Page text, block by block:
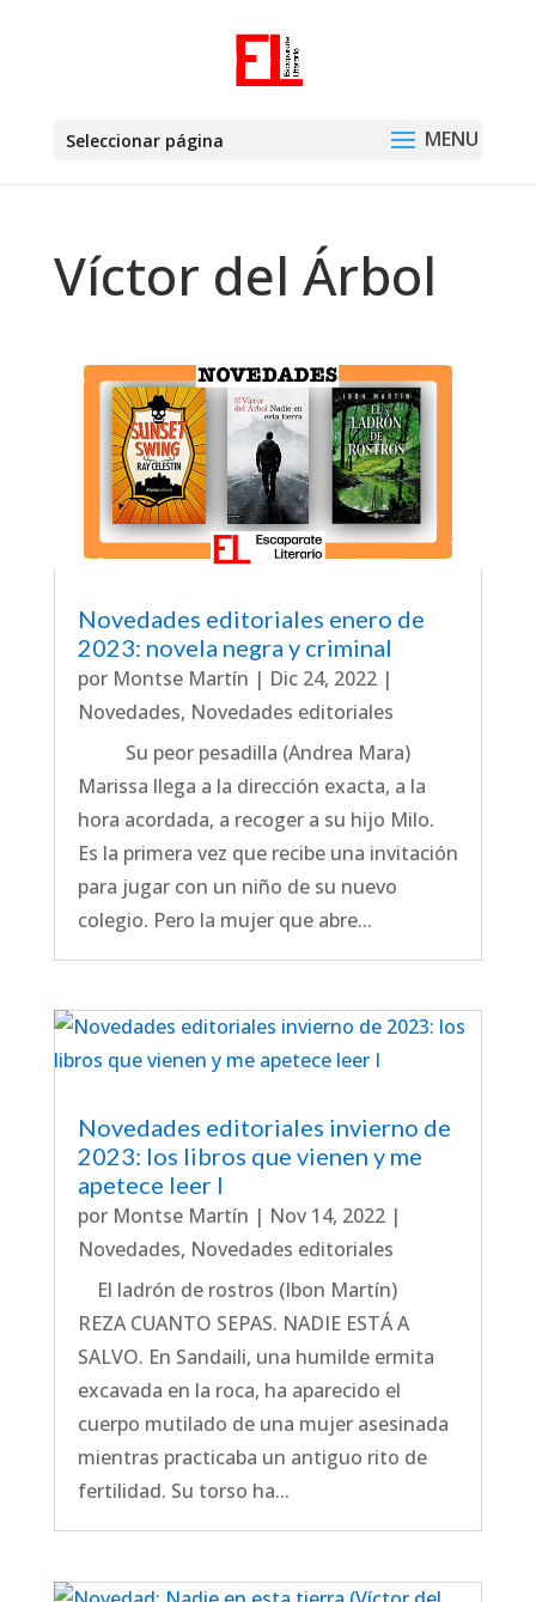
Seleccionar página
Víctor del Árbol
Novedades editoriales enero de
2023: novela negra y criminal
por Montse Martín | Dic 24, 2022|
Novedades, Novedades editoriales
Su peor pesadilla (Andrea Mara)
Marissa llega a la dirección exacta, a la
hora acordada, a recoger a su hijo Milo.
Es la primera vez que recibe una invitación
para jugar con un niño de su nuevo
colegio. Pero la mujer que abre...
Novedades editoriales invierno de
2023: los libros que vienen y me
apetece leer I
por Montse Martín | Nov 14, 2022|
Novedades, Novedades editoriales
El ladrón de rostros (Ibon Martín)
REZA CUANTO SEPAS. NADIE ESTÁ A
SALVO. En Sandaili, una humilde ermita
excavada en la roca, ha aparecido el
cuerpo mutilado de una mujer asesinada
mientras practicaba un antiguo rito de
fertilidad. Su torso ha...